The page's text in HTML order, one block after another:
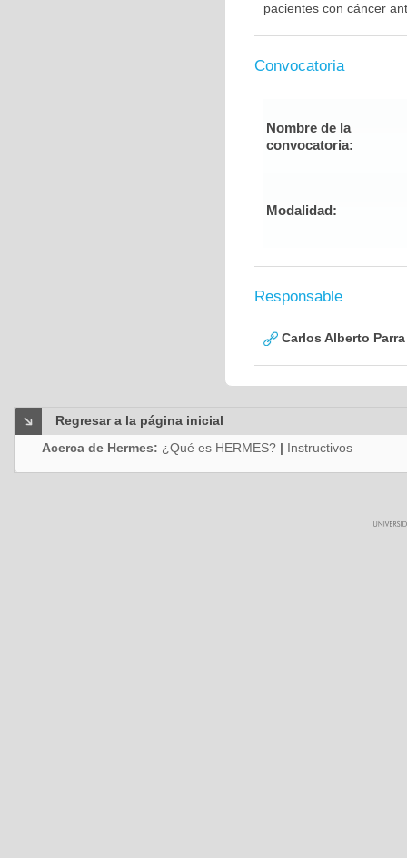
pacientes con cáncer
Convocatoria
Nombre de la
convocatoria:
Modalidad:
Responsable
Carlos Alberto
Regresar a la página inicial
Acerca de Hermes: ¿Qué es HERMES? | Instructivos